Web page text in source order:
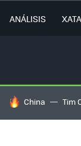
ANÁLISIS
HOY SE HABLA
China Tim